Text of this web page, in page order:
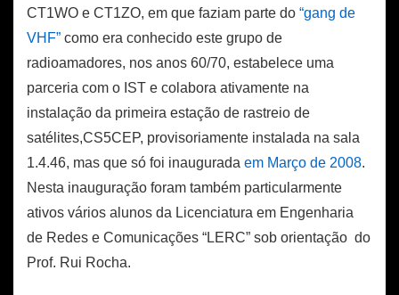
CT1WO e CT1ZO, em que faziam parte do “gang de
VHF” como era conhecido este grupo de
radioamadores, nos anos 60/70, estabelece uma
parceria com o IST e colabora ativamente na
instalação da primeira estação de rastreio de
satélites,CS5CEP, provisoriamente instalada na sala
1.4.46, mas que só foi inaugurada em Março de 2008.
Nesta inauguração foram também particularmente
ativos vários alunos da Licenciatura em Engenharia
de Redes e Comunicações “LERC” sob orientação do
Prof. Rui Rocha.